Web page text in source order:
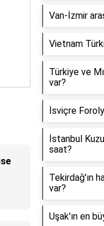
Van-İzmir
Vietnam
Türkiye ve
var?
İsviçre
İstanbul
saat?
Tekirdağ'ın
var?
Uşak'ın en